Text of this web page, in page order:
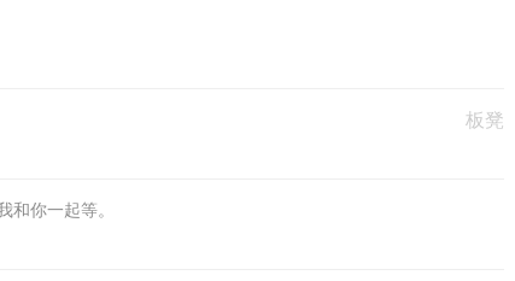
板凳
和你一起等。